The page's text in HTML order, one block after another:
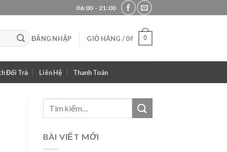
06:00 - 21:00
ĐĂNG NHẬP GIỎ HÀNG /0₫ 0
Đổi Trả Liên Hệ Thanh Toán
BÀI VIẾT MỚI